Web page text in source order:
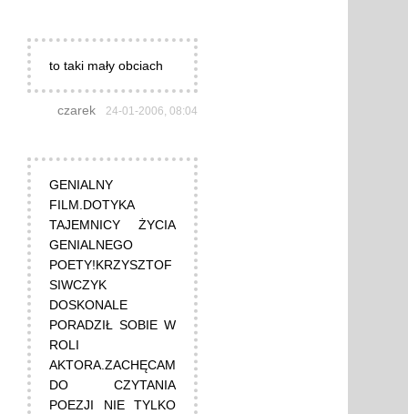
to taki mały obciach
czarek 24-01-2006, 08:04
GENIALNY
FILM.DOTYKA
TAJEMNICY ŻYCIA
GENIALNEGO
POETY!KRZYSZTOF
SIWCZYK
DOSKONALE
PORADZIŁ SOBIE W
ROLI
AKTORA.ZACHĘCAM
DO CZYTANIA
POEZJI NIE TYLKO